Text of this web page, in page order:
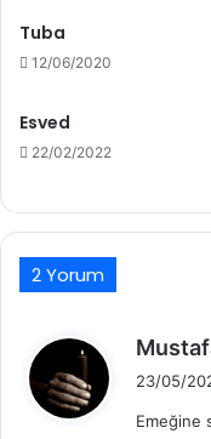
Tuba
12/06/2020
Esved
22/02/2022
2 Yorum
23/05/
Emeğine